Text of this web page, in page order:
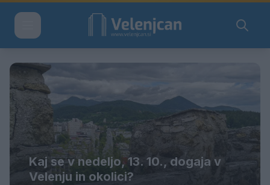
Kaj se v nedeljo, 13. 10., dogaja v
Velenju in okolici?